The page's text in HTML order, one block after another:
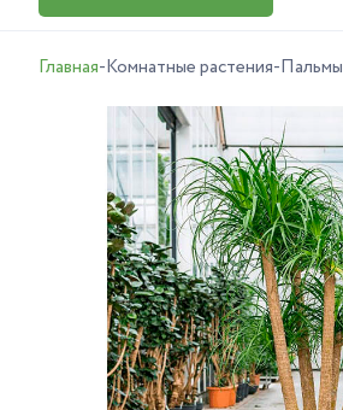
Главная-Комнатные растения-Пальмы